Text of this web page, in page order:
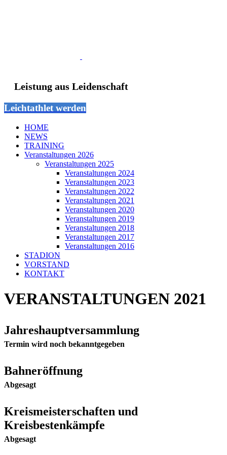
Leistung aus Leidenschaft
Leichtathlet werden
HOME
NEWS
TRAINING
Veranstaltungen 2026
Veranstaltungen 2025
Veranstaltungen 2024
Veranstaltungen 2023
Veranstaltungen 2022
Veranstaltungen 2021
Veranstaltungen 2020
Veranstaltungen 2019
Veranstaltungen 2018
Veranstaltungen 2017
Veranstaltungen 2016
STADION
VORSTAND
KONTAKT
VERANSTALTUNGEN 2021
Jahreshauptversammlung
Termin wird noch bekanntgegeben
Bahneröffnung
Abgesagt
Kreismeisterschaften und
Kreisbestenkämpfe
Abgesagt